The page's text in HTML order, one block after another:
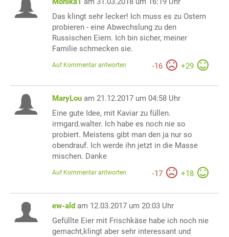
Das klingt sehr lecker! Ich muss es zu Ostern
probieren - eine Abwechslung zu den
Russischen Eiern. Ich bin sicher, meiner
Familie schmecken sie.
-16 +29
Auf Kommentar antworten
MaryLou am 21.12.2017 um 04:58 Uhr
Eine gute Idee, mit Kaviar zu füllen.
irmgard.walter. Ich habe es noch nie so
probiert. Meistens gibt man den ja nur so
obendrauf. Ich werde ihn jetzt in die Masse
mischen. Danke
-17 +18
Auf Kommentar antworten
ew-ald am 12.03.2017 um 20:03 Uhr
Gefüllte Eier mit Frischkäse habe ich noch nie
gemacht,klingt aber sehr interessant und